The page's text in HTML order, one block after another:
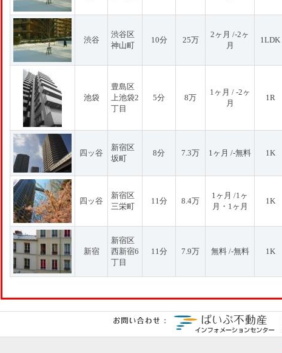
渋谷
渋谷区
神山町
10分 25万
2ヶ月 /-2ヶ
月
1LDK
池袋
豊島区
上池袋2
丁目
5分 8万
1ヶ月 / -2ヶ
月
1R
四ッ谷
新宿区
坂町
8分 7.3万 1ヶ月 /-無料 1K
四ッ谷
新宿区
三栄町
11分 8.4万
1ヶ月 /1ヶ
月・1ヶ月
1K
新宿
新宿区
西新宿6
丁目
11分 7.9万 無料 /-無料 1K